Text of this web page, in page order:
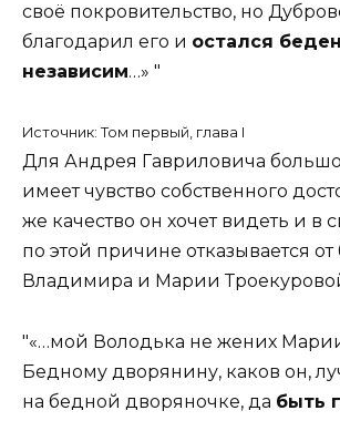
своё покровительство, но
благодарил его и остался
независим…»
Источник: Том первый, глава I
Для Андрея Гавриловича
имеет чувство собственного
же качество он хочет видеть и в
по этой причине отказывается от
Владимира и Марии
«…мой Володька не жених
Бедному дворянину, каков он,
на бедной дворяночке, да быть